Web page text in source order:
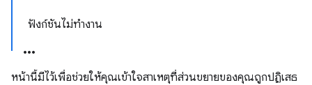
ฟังก์ชันไม่ทำงาน
หน้านี้มีไว้เพื่อช่วยให้คุณเข้าใจสาเหตุที่ส่วนขยายของคุณถูกปฏิเสธ